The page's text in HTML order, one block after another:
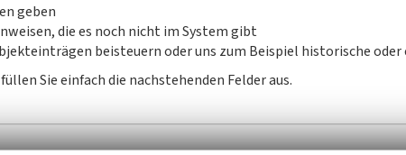
geben
die es noch nicht im System gibt
beisteuern oder uns zum Beispiel historische oder
Sie einfach die nachstehenden Felder aus.